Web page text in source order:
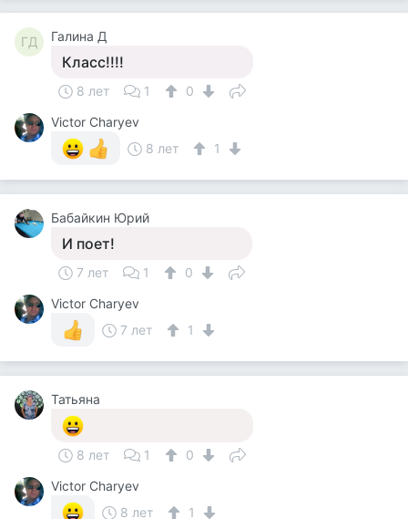
ГД Галина Д
Класс!!!!
8 лет 1
0
Victor Charyev
8 лет
1
Бабайкин Юрий
И поет!
7 лет 1
0
Victor Charyev
7 лет
1
Татьяна
8 лет 1
0
Victor Charyev
8 лет
1